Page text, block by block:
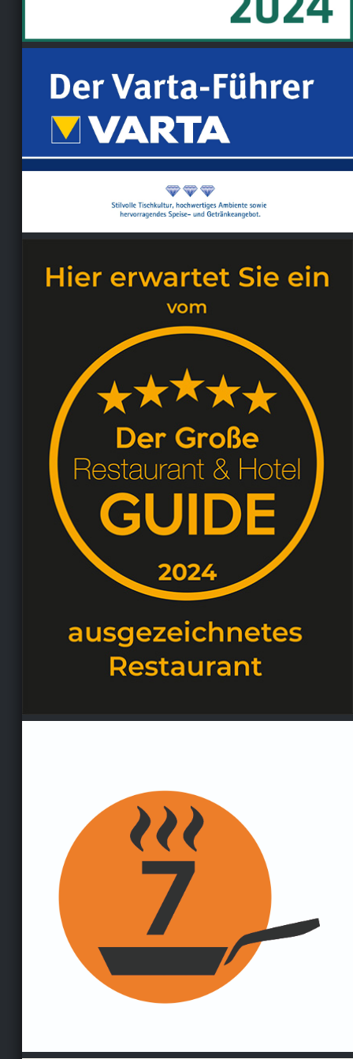
Ein absolut außergewöhnlicher Restaurantbesuch
im Silberstreif. Chefkoch Eric Jadischke kam
Gang mit spürbarer Leidenschaft, Ruhe und großer
Präzision – ein Erlebnis, das man selbst auf Sterne-
Niveau nur äußerst selten findet. Kulinarisch war
dieser Abend für mich nicht zu übertreffen:
gleichzeitig fein, getragen von einer
beeindruckenden Aromatik des Harzes, die sich wie
ein roter Faden durch das Menü zog. Jeder Gang
Handwerkskunst und Emotionen – ohne jeden
Zweifel einer der besten Restaurantbesuche meines
Tanja Poschauko,
Aug 11, 2025
Eine unglaublich kulinarische Reise war dieses
sieben Gänge Menü im Silberstreif. Ich war sehr
erstaunt, was ihr Koch aus frischen Kräutern
gezaubert hat. Es war unglaublich, welche
Geschmacksexplosionen diese Gerichte gezaubert
haben. Nicht zu vergessen die Weinbegleitung, die
uns fantastisch während des Essens begleitet hat.
Ich muss wirklich sagen, das Menü war 1 Stern wert.
Wir kommen im Winter wieder und werden das
Winter Menü probieren!
Stephanie S.,
gesamte Team und schafft eine Atmosphäre, in der
man sich sofort wohlfühlt. Das Essen war ein
absoluter Genuss – kreativ, liebevoll angerichtet und
geschmacklich auf höchstem Niveau. Jeder Gang
war eine kleine Reise für die Sinne. Besonders
beeindruckt hat uns auch die Weinauswahl:
hervorragend abgestimmt, vielseitig und mit
kompetenter Beratung serviert. Was diesen Abend
für uns so besonders gemacht hat, war nicht nur
das fantastische Essen, sondern das gesamte
Erlebnis – der zuvorkommende Service, die
herausragende Küche und das Gefühl, nicht einfach